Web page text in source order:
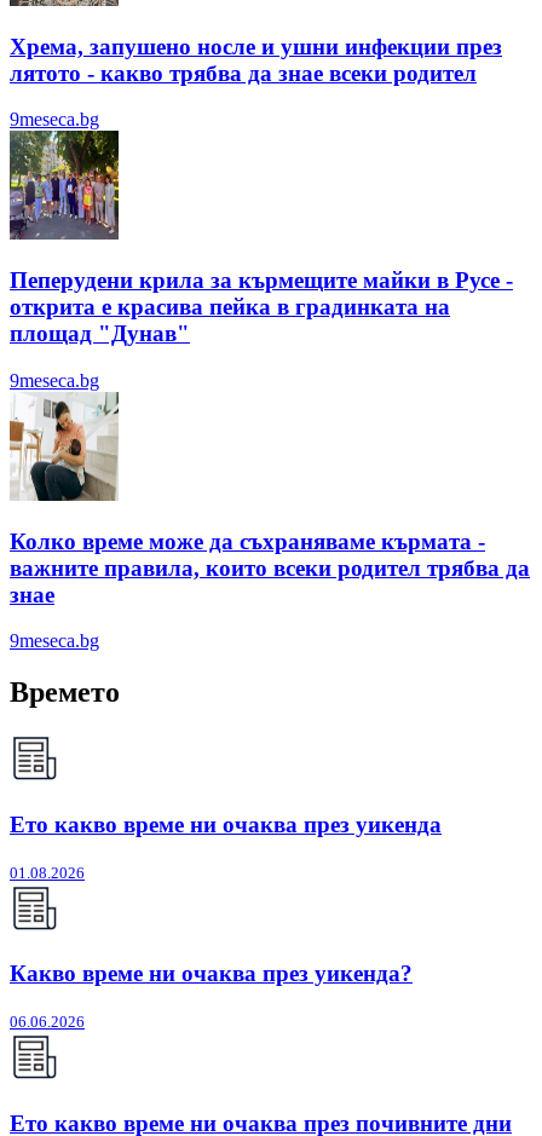
Хрема, запушено носле и ушни инфекции през
лятотo - какво трябва да знае всеки родител
9meseca.bg
Пеперудени крила за кърмещите майки в Русе -
открита е красива пейка в градинката на
площад "Дунав"
9meseca.bg
Колко време може да съхраняваме кърмата -
важните правила, които всеки родител трябва да
знае
9meseca.bg
Времето
Ето какво време ни очаква през уикенда
01.08.2026
Какво време ни очаква през уикенда?
06.06.2026
Ето какво време ни очаква през почивните дни